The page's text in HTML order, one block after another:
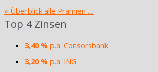
» Überblick alle Prämien ....
Top 4 Zinsen
3,40 % p.a. Consorsbank
3,20 % p.a. ING